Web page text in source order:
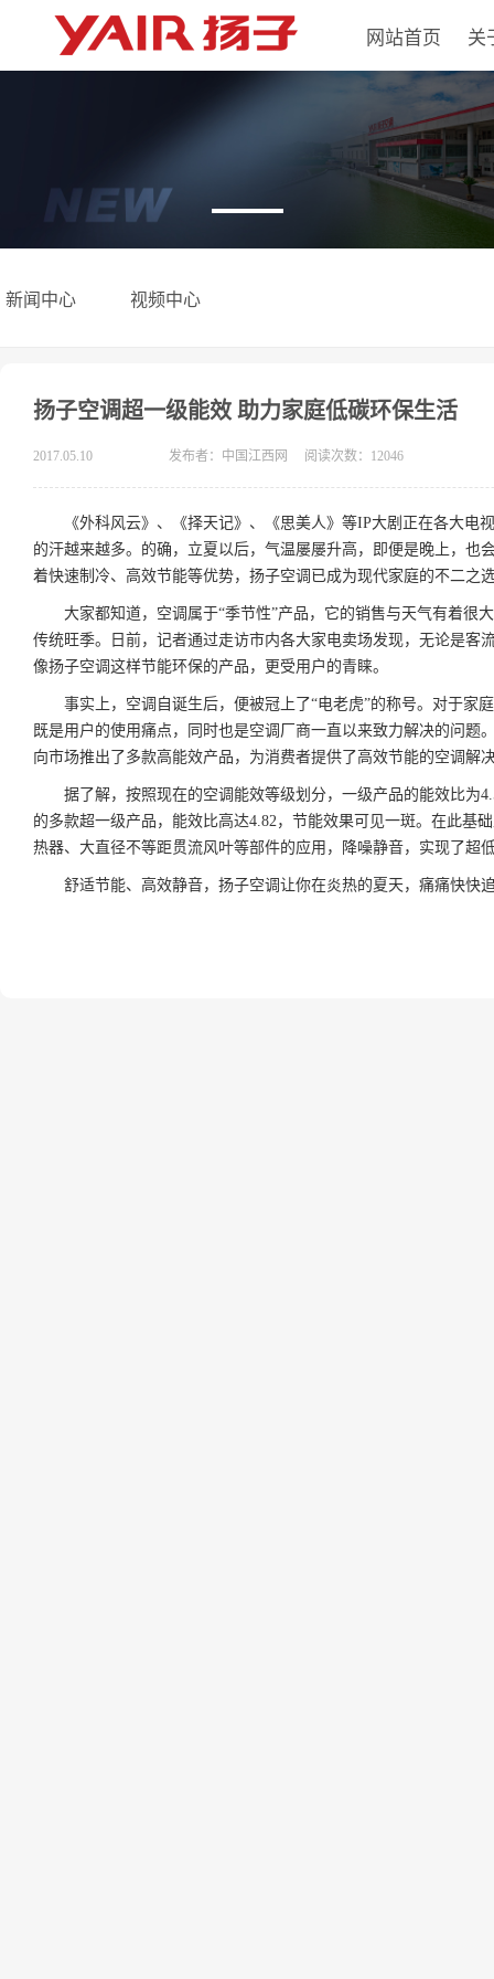
网站首页 关
新闻中心 视频中心
扬子空调超一级能效 助力家庭低碳环保生活
2017.05.10 发布者：中国江西网 阅读次数：12046
《外科风云》、《择天记》、《思美人》等IP大剧正在各大
的汗越来越多。的确，立夏以后，气温屡屡升高，即便是晚上，也
着快速制冷、高效节能等优势，扬子空调已成为现代家庭的不二之
大家都知道，空调属于“季节性”产品，它的销售与天气有着很
传统旺季。日前，记者通过走访市内各大家电卖场发现，无论是客
像扬子空调这样节能环保的产品，更受用户的青睐。
事实上，空调自诞生后，便被冠上了“电老虎”的称号。对于家
既是用户的使用痛点，同时也是空调厂商一直以来致力解决的问题
向市场推出了多款高能效产品，为消费者提供了高效节能的空调解
据了解，按照现在的空调能效等级划分，一级产品的能效比为
的多款超一级产品，能效比高达4.82，节能效果可见一斑。在此基
热器、大直径不等距贯流风叶等部件的应用，降噪静音，实现了超
舒适节能、高效静音，扬子空调让你在炎热的夏天，痛痛快快